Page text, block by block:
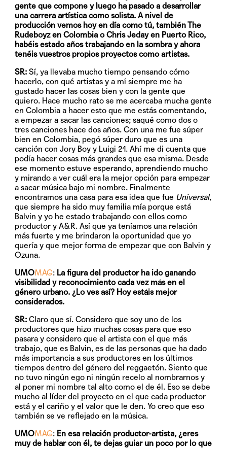
gente que compone y luego ha pasado a desarrollar
una carrera artística como solista. A nivel de
producción vemos hoy en día como tú, también The
Rudeboyz en Colombia o Chris Jeday en Puerto Rico,
habéis estado años trabajando en la sombra y ahora
tenéis vuestros propios proyectos como artistas.
SR: Sí, ya llevaba mucho tiempo pensando cómo
hacerlo, con qué artistas y a mí siempre me ha
gustado hacer las cosas bien y con la gente que
quiero. Hace mucho rato se me acercaba mucha gente
en Colombia a hacer esto que me estás comentando,
a empezar a sacar las canciones; saqué como dos o
tres canciones hace dos años. Con una me fue súper
bien en Colombia, pegó súper duro que es una
canción con Jory Boy y Luigi 21. Ahí me di cuenta que
podía hacer cosas más grandes que esa misma. Desde
ese momento estuve esperando, aprendiendo mucho
y mirando a ver cuál era la mejor opción para empezar
a sacar música bajo mi nombre. Finalmente
encontramos una casa para esa idea que fue Universal,
que siempre ha sido muy familia mía porque está
Balvin y yo he estado trabajando con ellos como
productor y A&R. Así que ya teníamos una relación
más fuerte y me brindaron la oportunidad que yo
quería y que mejor forma de empezar que con Balvin y
Ozuna.
UMOMAG: La figura del productor ha ido ganando
visibilidad y reconocimiento cada vez más en el
género urbano. ¿Lo ves así? Hoy estáis mejor
considerados.
SR: Claro que sí. Considero que soy uno de los
productores que hizo muchas cosas para que eso
pasara y considero que el artista con el que más
trabajo, que es Balvin, es de las personas que ha dado
más importancia a sus productores en los últimos
tiempos dentro del género del reggaetón. Siento que
no tuvo ningún ego ni ningún recelo al nombrarnos y
al poner mi nombre tal alto como el de él. Eso se debe
mucho al líder del proyecto en el que cada productor
está y el cariño y el valor que le den. Yo creo que eso
también se ve reflejado en la música.
UMOMAG: En esa relación productor-artista, ¿eres
muy de hablar con él, te dejas guiar un poco por lo que